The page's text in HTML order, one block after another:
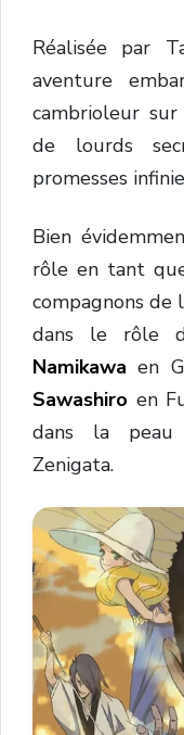
Réalisée par
aventure
cambrioleursur
de lourds
promesses
Bien
rôle en tant
compagnonsde
dans le rôle
Namikawa en
Sawashiro en
dans la
Zenigata.